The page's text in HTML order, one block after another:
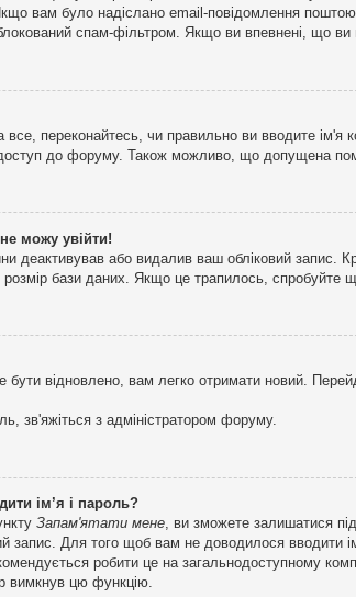
вам було надіслано email-повідомлення
спам-фільтром. Якщо ви впевнені, що ви
переконайтесь, чи правильно ви вводите ім'я
до форуму. Також можливо, що допущена
можу увійти!
деактивував або видалив ваш обліковий запис.
бази даних. Якщо це трапилось, спробуйте
відновлено, вам легко отримати новий.
зв'яжіться з адміністратором форуму.
ім’я і пароль?
Запам'ятати мене, ви зможете залишатися
запис. Для того щоб вам не доводилося вводити
робити це на загальнодоступному
вимкнув цю функцію.